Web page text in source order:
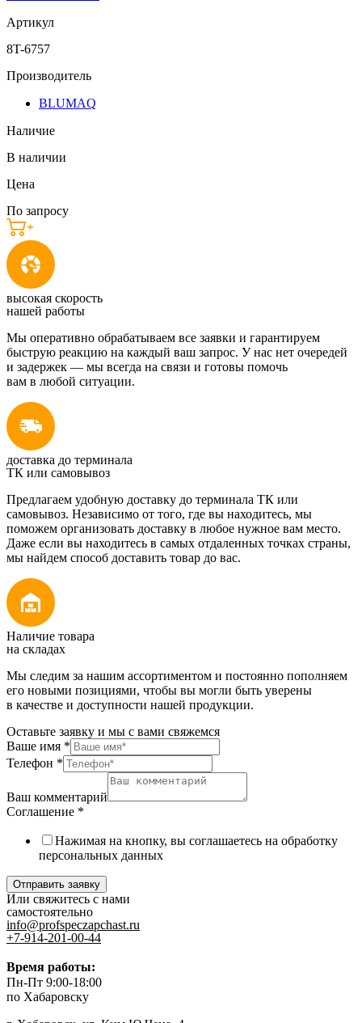
Артикул
8T-6757
Производитель
BLUMAQ
Наличие
В наличии
Цена
По запросу
высокая скорость
нашей работы
Мы оперативно обрабатываем все заявки и гарантируем
быструю реакцию на каждый ваш запрос. У нас нет очередей
и задержек — мы всегда на связи и готовы помочь
вам в любой ситуации.
доставка до терминала
ТК или самовывоз
Предлагаем удобную доставку до терминала ТК или
самовывоз. Независимо от того, где вы находитесь, мы
поможем организовать доставку в любое нужное вам место.
Даже если вы находитесь в самых отдаленных точках страны,
мы найдем способ доставить товар до вас.
Наличие товара
на складах
Мы следим за нашим ассортиментом и постоянно пополняем
его новыми позициями, чтобы вы могли быть уверены
в качестве и доступности нашей продукции.
Оставьте заявку и мы с вами свяжемся
Ваше имя *
Телефон *
Ваш комментарий
Соглашение *
Нажимая на кнопку, вы соглашаетесь на обработку
персональных данных
Отправить заявку
Или свяжитесь с нами
самостоятельно
info@profspeczapchast.ru
+7-914-201-00-44
Время работы:
Пн-Пт 9:00-18:00
по Хабаровску